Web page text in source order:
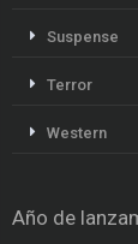
Suspense
Terror
Western
Año de